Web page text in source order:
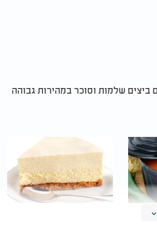
מקציפים ביצים שלמות וסוכר במהירות גבוהה